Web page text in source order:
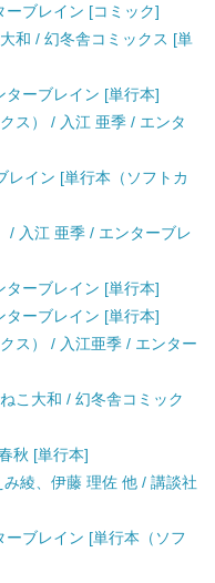
ブレイン [コミック]
和 / 幻冬舎コミックス [単
ーブレイン [単行本]
ス） / 入江 亜季 / エンタ
レイン [単行本（ソフトカ
/ 入江 亜季 / エンターブレ
ーブレイン [単行本]
ーブレイン [単行本]
ス） / 入江亜季 / エンター
こ大和 / 幻冬舎コミック
秋 [単行本]
綾、伊藤 理佐 他 / 講談社
ブレイン [単行本（ソフ